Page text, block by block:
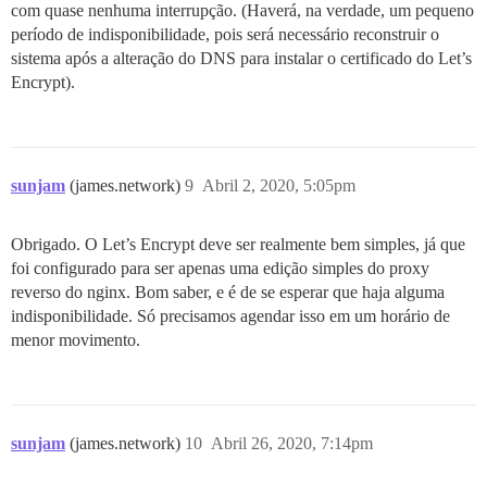
com quase nenhuma interrupção. (Haverá, na verdade, um pequeno
período de indisponibilidade, pois será necessário reconstruir o
sistema após a alteração do DNS para instalar o certificado do Let’s
Encrypt).
sunjam (james.network) Abril 2, 2020, 5:05pm
9
Obrigado. O Let’s Encrypt deve ser realmente bem simples, já que
foi configurado para ser apenas uma edição simples do proxy
reverso do nginx. Bom saber, e é de se esperar que haja alguma
indisponibilidade. Só precisamos agendar isso em um horário de
menor movimento.
sunjam (james.network) Abril 26, 2020, 7:14pm
10